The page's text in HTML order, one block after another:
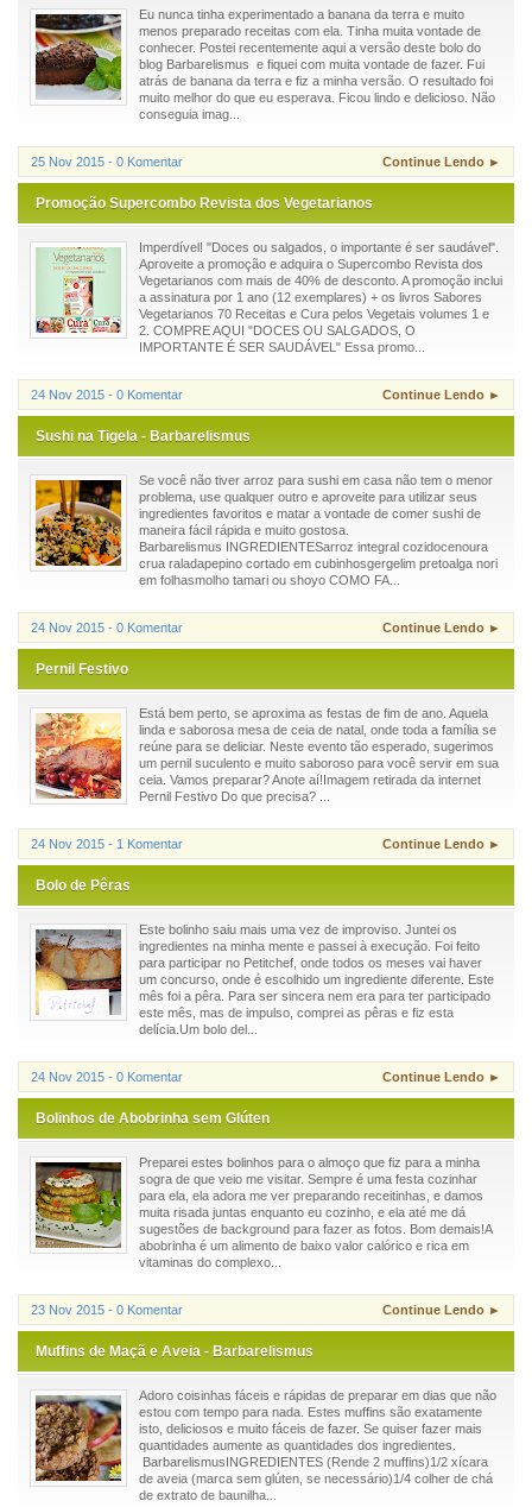
Eu nunca tinha experimentado a banana da terra e muito
menos preparado receitas com ela. Tinha muita vontade de
conhecer. Postei recentemente aqui a versão deste bolo do
blog Barbarelismus e fiquei com muita vontade de fazer. Fui
atrás de banana da terra e fiz a minha versão. O resultado foi
muito melhor do que eu esperava. Ficou lindo e delicioso. Não
conseguia imag...
25 Nov 2015 - 0 Komentar Continue Lendo ►
Promoção Supercombo Revista dos Vegetarianos
Imperdível! "Doces ou salgados, o importante é ser saudável".
Aproveite a promoção e adquira o Supercombo Revista dos
Vegetarianos com mais de 40% de desconto. A promoção inclui
a assinatura por 1 ano (12 exemplares) + os livros Sabores
Vegetarianos 70 Receitas e Cura pelos Vegetais volumes 1 e
2. COMPRE AQUI "DOCES OU SALGADOS, O
IMPORTANTE É SER SAUDÁVEL" Essa promo...
24 Nov 2015 - 0 Komentar Continue Lendo ►
Sushi na Tigela - Barbarelismus
Se você não tiver arroz para sushi em casa não tem o menor
problema, use qualquer outro e aproveite para utilizar seus
ingredientes favoritos e matar a vontade de comer sushi de
maneira fácil rápida e muito gostosa.
Barbarelismus INGREDIENTESarroz integral cozidocenoura
crua raladapepino cortado em cubinhosgergelim pretoalga nori
em folhasmolho tamari ou shoyo COMO FA...
24 Nov 2015 - 0 Komentar Continue Lendo ►
Pernil Festivo
Está bem perto, se aproxima as festas de fim de ano. Aquela
linda e saborosa mesa de ceia de natal, onde toda a família se
reúne para se deliciar. Neste evento tão esperado, sugerimos
um pernil suculento e muito saboroso para você servir em sua
ceia. Vamos preparar? Anote aí!Imagem retirada da internet
Pernil Festivo Do que precisa? ...
24 Nov 2015 - 1 Komentar Continue Lendo ►
Bolo de Pêras
Este bolinho saiu mais uma vez de improviso. Juntei os
ingredientes na minha mente e passei à execução. Foi feito
para participar no Petitchef, onde todos os meses vai haver
um concurso, onde é escolhido um ingrediente diferente. Este
mês foi a pêra. Para ser sincera nem era para ter participado
este mês, mas de impulso, comprei as pêras e fiz esta
delícia.Um bolo del...
24 Nov 2015 - 0 Komentar Continue Lendo ►
Bolinhos de Abobrinha sem Glúten
Preparei estes bolinhos para o almoço que fiz para a minha
sogra de que veio me visitar. Sempre é uma festa cozinhar
para ela, ela adora me ver preparando receitinhas, e damos
muita risada juntas enquanto eu cozinho, e ela até me dá
sugestões de background para fazer as fotos. Bom demais!A
abobrinha é um alimento de baixo valor calórico e rica em
vitaminas do complexo...
23 Nov 2015 - 0 Komentar Continue Lendo ►
Muffins de Maçã e Aveia - Barbarelismus
Adoro coisinhas fáceis e rápidas de preparar em dias que não
estou com tempo para nada. Estes muffins são exatamente
isto, deliciosos e muito fáceis de fazer. Se quiser fazer mais
quantidades aumente as quantidades dos ingredientes.
BarbarelismusINGREDIENTES (Rende 2 muffins)1/2 xícara
de aveia (marca sem glúten, se necessário)1/4 colher de chá
de extrato de baunilha...